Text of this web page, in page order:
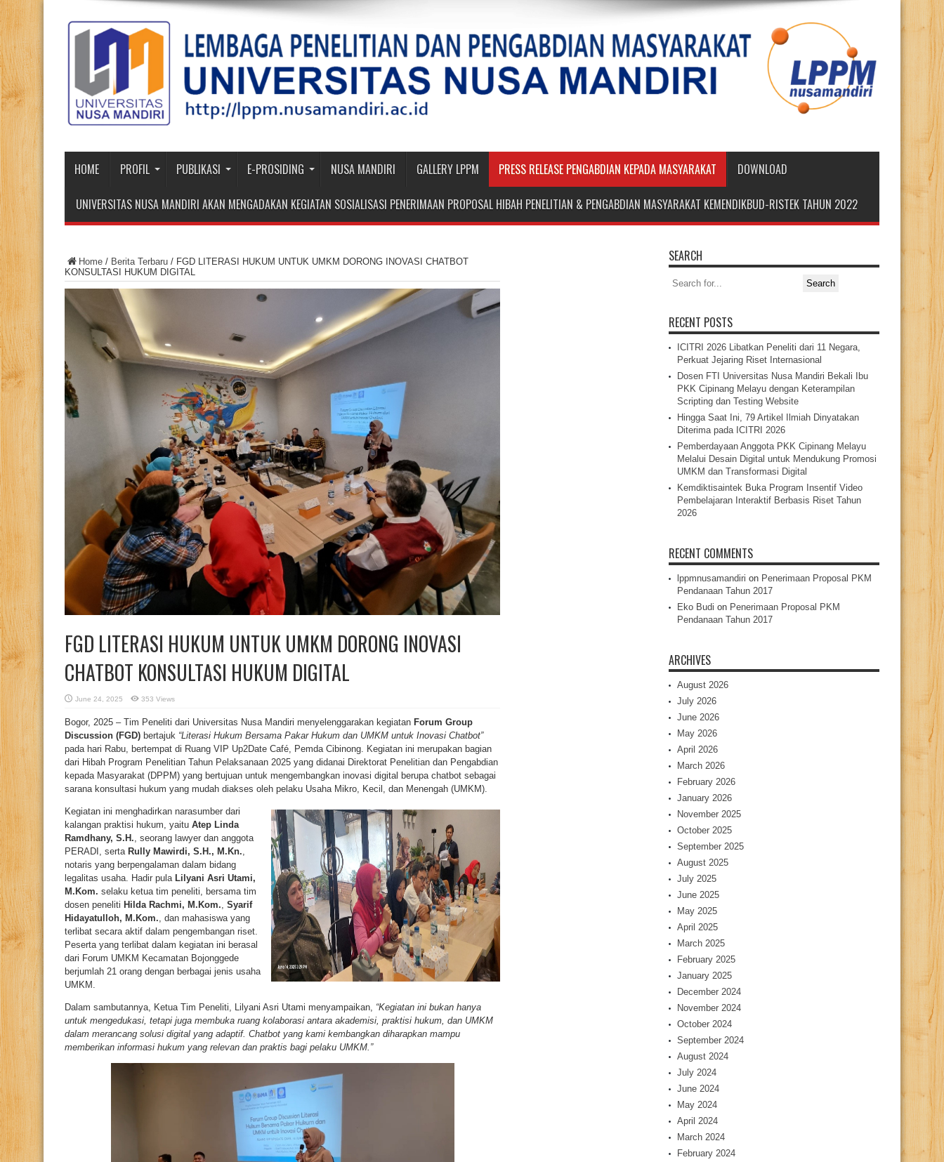
HOME PROFIL PUBLIKASI E-PROSIDING NUSA MANDIRI GALLERY LPPM PRESS RELEASE PENGABDIAN KEPADA MASYARAKAT DOWNLOAD
UNIVERSITAS NUSA MANDIRI AKAN MENGADAKAN KEGIATAN SOSIALISASI PENERIMAAN PROPOSAL HIBAH PENELITIAN & PENGABDIAN MASYARAKAT KEMENDIKBUD-RISTEK TAHUN 2022
Home / Berita Terbaru / FGD LITERASI HUKUM UNTUK UMKM DORONG INOVASI CHATBOT
KONSULTASI HUKUM DIGITAL
FGD LITERASI HUKUM UNTUK UMKM DORONG INOVASI
CHATBOT KONSULTASI HUKUM DIGITAL
June 24, 2025 353 Views
Bogor, 2025 – Tim Peneliti dari Universitas Nusa Mandiri menyelenggarakan kegiatan Forum Group
Discussion (FGD) bertajuk “Literasi Hukum Bersama Pakar Hukum dan UMKM untuk Inovasi Chatbot”
pada hari Rabu, bertempat di Ruang VIP Up2Date Café, Pemda Cibinong. Kegiatan ini merupakan bagian
dari Hibah Program Penelitian Tahun Pelaksanaan 2025 yang didanai Direktorat Penelitian dan Pengabdian
kepada Masyarakat (DPPM) yang bertujuan untuk mengembangkan inovasi digital berupa chatbot sebagai
sarana konsultasi hukum yang mudah diakses oleh pelaku Usaha Mikro, Kecil, dan Menengah (UMKM).
Kegiatan ini menghadirkan narasumber dari
kalangan praktisi hukum, yaitu Atep Linda
Ramdhany, S.H., seorang lawyer dan anggota
PERADI, serta Rully Mawirdi, S.H., M.Kn.,
notaris yang berpengalaman dalam bidang
legalitas usaha. Hadir pula Lilyani Asri Utami,
M.Kom. selaku ketua tim peneliti, bersama tim
dosen peneliti Hilda Rachmi, M.Kom., Syarif
Hidayatulloh, M.Kom., dan mahasiswa yang
terlibat secara aktif dalam pengembangan riset.
Peserta yang terlibat dalam kegiatan ini berasal
dari Forum UMKM Kecamatan Bojonggede
berjumlah 21 orang dengan berbagai jenis usaha
UMKM.
Dalam sambutannya, Ketua Tim Peneliti, Lilyani Asri Utami menyampaikan, “Kegiatan ini bukan hanya
untuk mengedukasi, tetapi juga membuka ruang kolaborasi antara akademisi, praktisi hukum, dan UMKM
dalam merancang solusi digital yang adaptif. Chatbot yang kami kembangkan diharapkan mampu
memberikan informasi hukum yang relevan dan praktis bagi pelaku UMKM.”
SEARCH
Search
for:
RECENT POSTS
ICITRI 2026 Libatkan Peneliti dari 11 Negara,
Perkuat Jejaring Riset Internasional
Dosen FTI Universitas Nusa Mandiri Bekali Ibu
PKK Cipinang Melayu dengan Keterampilan
Scripting dan Testing Website
Hingga Saat Ini, 79 Artikel Ilmiah Dinyatakan
Diterima pada ICITRI 2026
Pemberdayaan Anggota PKK Cipinang Melayu
Melalui Desain Digital untuk Mendukung Promosi
UMKM dan Transformasi Digital
Kemdiktisaintek Buka Program Insentif Video
Pembelajaran Interaktif Berbasis Riset Tahun
2026
RECENT COMMENTS
lppmnusamandiri on Penerimaan Proposal PKM
Pendanaan Tahun 2017
Eko Budi on Penerimaan Proposal PKM
Pendanaan Tahun 2017
ARCHIVES
August 2026
July 2026
June 2026
May 2026
April 2026
March 2026
February 2026
January 2026
November 2025
October 2025
September 2025
August 2025
July 2025
June 2025
May 2025
April 2025
March 2025
February 2025
January 2025
December 2024
November 2024
October 2024
September 2024
August 2024
July 2024
June 2024
May 2024
April 2024
March 2024
February 2024